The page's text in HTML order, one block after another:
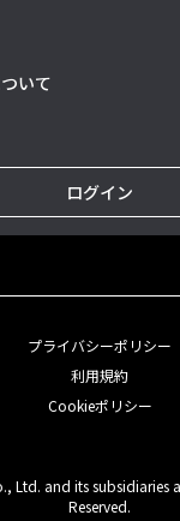
いて
ログイン
プライバシーポリシー
利用規約
Cookieポリシー
Ltd. and its subsidiaries
Reserved.